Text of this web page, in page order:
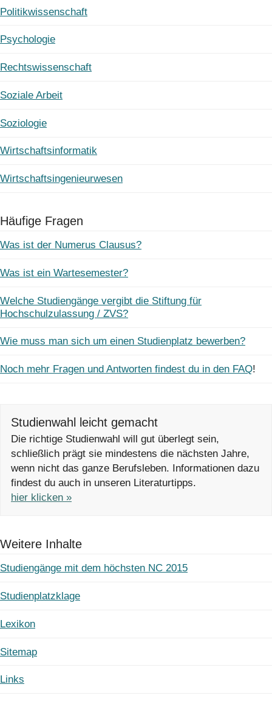
Politikwissenschaft
Psychologie
Rechtswissenschaft
Soziale Arbeit
Soziologie
Wirtschaftsinformatik
Wirtschaftsingenieurwesen
Häufige Fragen
Was ist der Numerus Clausus?
Was ist ein Wartesemester?
Welche Studiengänge vergibt die Stiftung für
Hochschulzulassung / ZVS?
Wie muss man sich um einen Studienplatz bewerben?
Noch mehr Fragen und Antworten findest du in den FAQ!
Studienwahl leicht gemacht
Die richtige Studienwahl will gut überlegt sein,
schließlich prägt sie mindestens die nächsten Jahre,
wenn nicht das ganze Berufsleben. Informationen dazu
findest du auch in unseren Literaturtipps.
hier klicken »
Weitere Inhalte
Studiengänge mit dem höchsten NC 2015
Studienplatzklage
Lexikon
Sitemap
Links